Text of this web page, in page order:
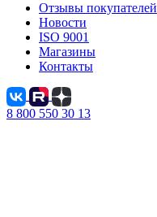
Отзывы покупателей
Новости
ISO 9001
Магазины
Контакты
8 800 550 30 13